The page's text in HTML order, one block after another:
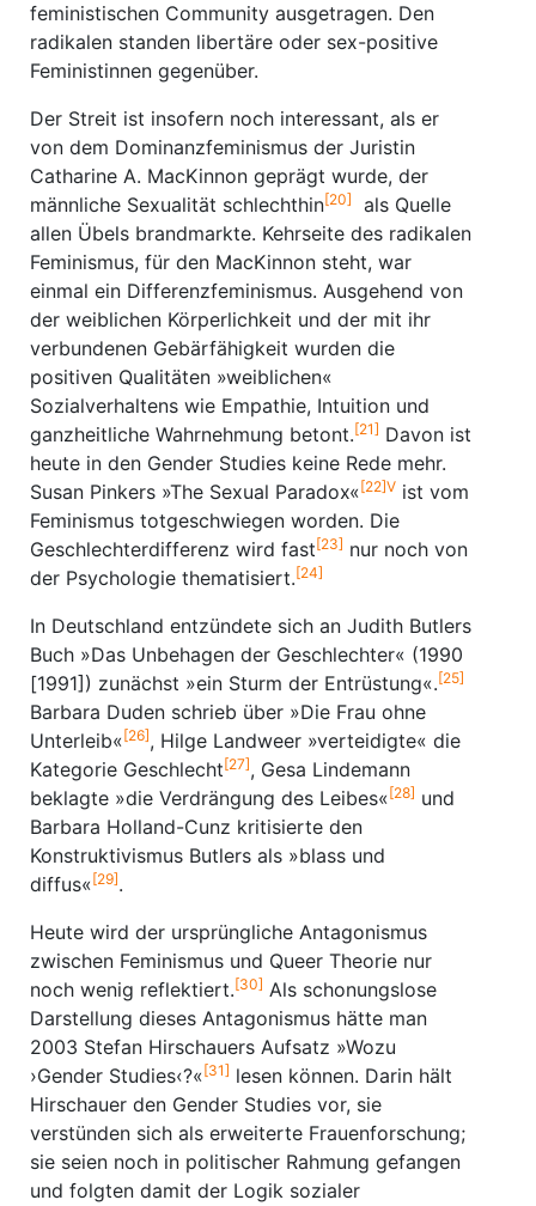
feministischen Community ausgetragen. Den
radikalen standen libertäre oder sex-positive
Feministinnen gegenüber.
Der Streit ist insofern noch interessant, als er
von dem Dominanzfeminismus der Juristin
Catharine A. MacKinnon geprägt wurde, der
männliche Sexualität schlechthin[20]
als Quelle
allen Übels brandmarkte. Kehrseite des radikalen
Feminismus, für den MacKinnon steht, war
einmal ein Differenzfeminismus. Ausgehend von
der weiblichen Körperlichkeit und der mit ihr
verbundenen Gebärfähigkeit wurden die
positiven Qualitäten »weiblichen«
Sozialverhaltens wie Empathie, Intuition und
ganzheitliche Wahrnehmung betont.[21] Davon ist
heute in den Gender Studies keine Rede mehr.
Susan Pinkers »The Sexual Paradox«[22]V ist vom
Feminismus totgeschwiegen worden. Die
Geschlechterdifferenz wird fast[23] nur noch von
der Psychologie thematisiert.[24]
In Deutschland entzündete sich an Judith Butlers
Buch »Das Unbehagen der Geschlechter« (1990
[1991]) zunächst »ein Sturm der Entrüstung«.[25]
Barbara Duden schrieb über »Die Frau ohne
Unterleib«[26], Hilge Landweer »verteidigte« die
Kategorie Geschlecht[27], Gesa Lindemann
beklagte »die Verdrängung des Leibes«[28] und
Barbara Holland-Cunz kritisierte den
Konstruktivismus Butlers als »blass und
diffus«[29].
Heute wird der ursprüngliche Antagonismus
zwischen Feminismus und Queer Theorie nur
noch wenig reflektiert.[30] Als schonungslose
Darstellung dieses Antagonismus hätte man
2003 Stefan Hirschauers Aufsatz »Wozu
›Gender Studies‹?«[31] lesen können. Darin hält
Hirschauer den Gender Studies vor, sie
verstünden sich als erweiterte Frauenforschung;
sie seien noch in politischer Rahmung gefangen
und folgten damit der Logik sozialer